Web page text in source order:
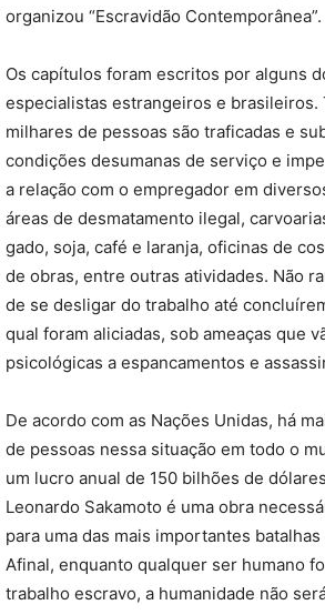
organizou “Escravidão Contemporânea”.
Os capítulos foram escritos por alguns
especialistas estrangeiros e brasileiros.
milhares de pessoas são traficadas e
condições desumanas de serviço e
a relação com o empregador em
áreas de desmatamento ilegal,
gado, soja, café e laranja, oficinas de
de obras, entre outras atividades. Não
de se desligar do trabalho até
qual foram aliciadas, sob ameaças que
psicológicas a espancamentos e
De acordo com as Nações Unidas, há
de pessoas nessa situação em todo o
um lucro anual de 150 bilhões de
Leonardo Sakamoto é uma obra
para uma das mais importantes
Afinal, enquanto qualquer ser humano
trabalho escravo, a humanidade não